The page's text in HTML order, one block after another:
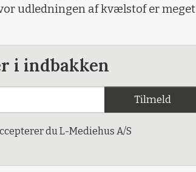
udledningen af kvælstof er meget
i indbakken
Tilmeld
du L-Mediehus A/S